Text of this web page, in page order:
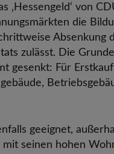
von
die
Absenkung
zulässt. Die
gesenkt: Für
geeignet,
seinen hohen